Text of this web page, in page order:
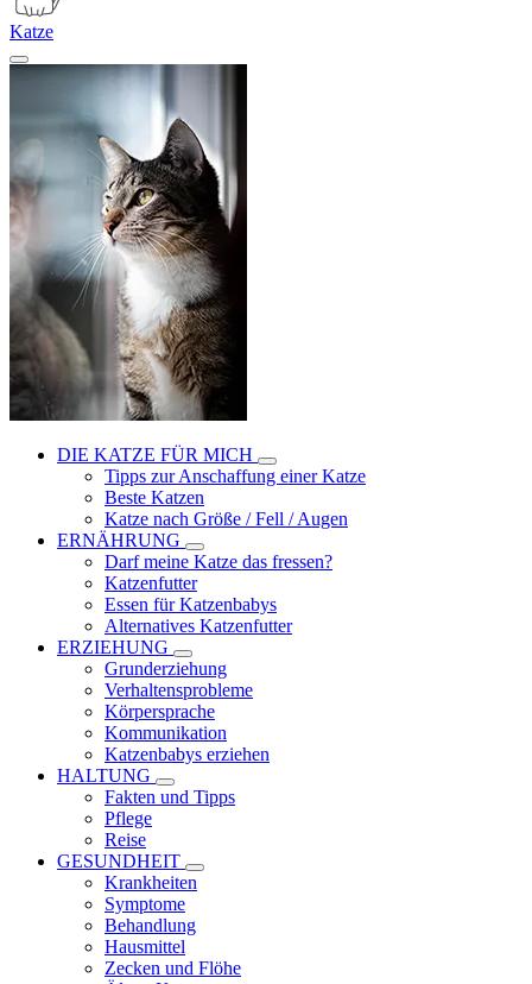
Katze
DIE KATZE FÜR MICH
Tipps zur Anschaffung einer Katze
Beste Katzen
Katze nach Größe / Fell / Augen
ERNÄHRUNG
Darf meine Katze das fressen?
Katzenfutter
Essen für Katzenbabys
Alternatives Katzenfutter
ERZIEHUNG
Grunderziehung
Verhaltensprobleme
Körpersprache
Kommunikation
Katzenbabys erziehen
HALTUNG
Fakten und Tipps
Pflege
Reise
GESUNDHEIT
Krankheiten
Symptome
Behandlung
Hausmittel
Zecken und Flöhe